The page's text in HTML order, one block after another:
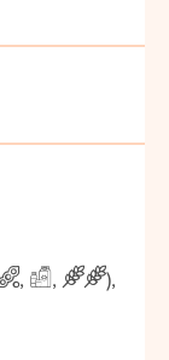
, ,
),